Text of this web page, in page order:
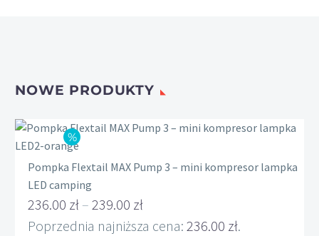
NOWE PRODUKTY
Pompka Flextail MAX Pump 3 – mini kompresor lampka
LED camping
236.00 zł – 239.00 zł
Zakres
Poprzednia najniższa cena: 236.00 zł.